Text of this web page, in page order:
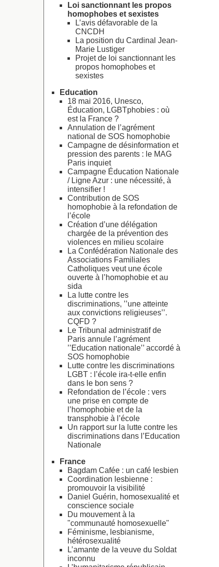
Loi sanctionnant les propos
homophobes et sexistes
L’avis défavorable de la
CNCDH
La position du Cardinal Jean-
Marie Lustiger
Projet de loi sanctionnant les
propos homophobes et
sexistes
Education
18 mai 2016, Unesco,
Éducation, LGBTphobies : où
est la France ?
Annulation de l’agrément
national de SOS homophobie
Campagne de désinformation et
pression des parents : le MAG
Paris inquiet
Campagne Éducation Nationale
/ Ligne Azur : une nécessité, à
intensifier !
Contribution de SOS
homophobie à la refondation de
l’école
Création d’une délégation
chargée de la prévention des
violences en milieu scolaire
La Confédération Nationale des
Associations Familiales
Catholiques veut une école
ouverte à l’homophobie et au
sida
La lutte contre les
discriminations, ’’une atteinte
aux convictions religieuses’’.
CQFD ?
Le Tribunal administratif de
Paris annule l’agrément
’’Education nationale’’ accordé à
SOS homophobie
Lutte contre les discriminations
LGBT : l’école ira-t-elle enfin
dans le bon sens ?
Refondation de l’école : vers
une prise en compte de
l’homophobie et de la
transphobie à l’école
Un rapport sur la lutte contre les
discriminations dans l’Education
Nationale
France
Bagdam Cafée : un café lesbien
Coordination lesbienne :
promouvoir la visibilité
Daniel Guérin, homosexualité et
conscience sociale
Du mouvement à la
"communauté homosexuelle"
Féminisme, lesbianisme,
hétérosexualité
L’amante de la veuve du Soldat
inconnu